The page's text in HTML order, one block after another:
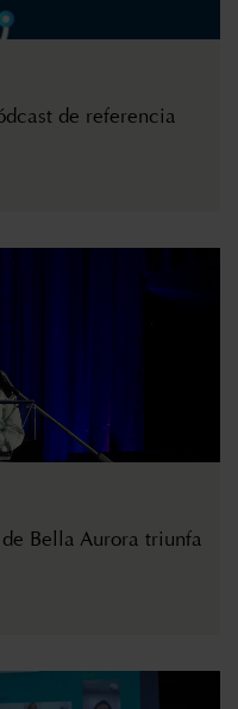
de referencia
Bella Aurora triunfa